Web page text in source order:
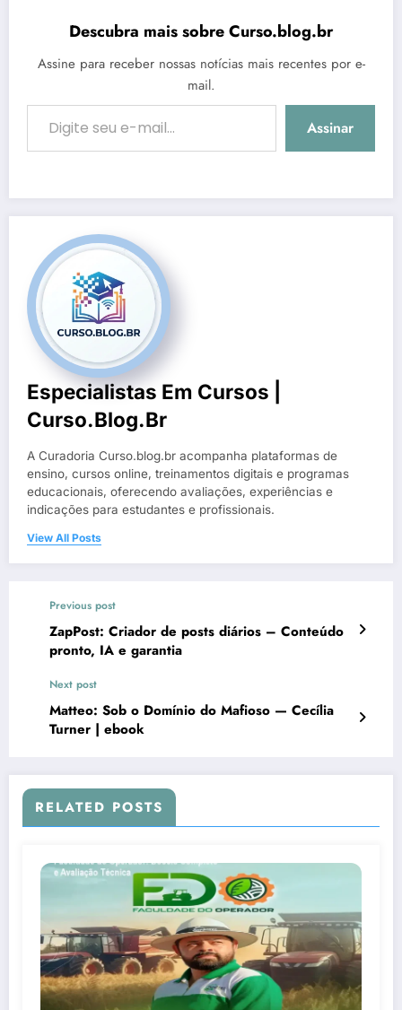
Descubra mais sobre Curso.blog.br
Assine para receber nossas notícias mais recentes por e-
mail.
Digite seu e-mail…
Assinar
Especialistas Em Cursos |
Curso.blog.br
A Curadoria Curso.blog.br acompanha plataformas de
ensino, cursos online, treinamentos digitais e programas
educacionais, oferecendo avaliações, experiências e
indicações para estudantes e profissionais.
View All Posts
Previous post
ZapPost: Criador de posts diários – Conteúdo
pronto, IA e garantia
Next post
Matteo: Sob o Domínio do Mafioso — Cecília
Turner | ebook
RELATED POSTS